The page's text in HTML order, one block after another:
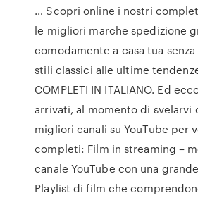
… Scopri online i nostri
le migliori marche spedizione
comodamente a casa tua
stili classici alle ultime tendenze
COMPLETI IN ITALIANO. Ed
arrivati, al momento di svelarvi
migliori canali su YouTube per
completi: Film in streaming –
canale YouTube con una
Playlist di film che